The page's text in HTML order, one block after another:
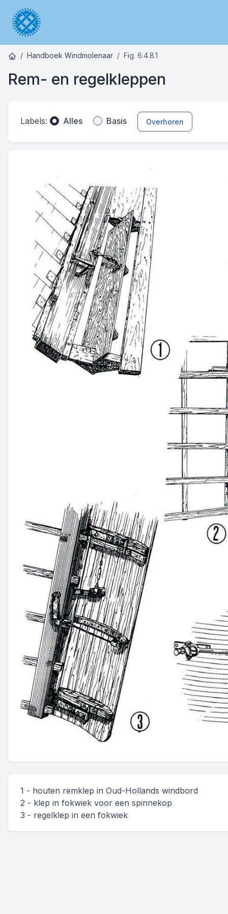
Handboek Windmolenaar Fig. 6.4.8.1
Rem- en regelkleppen
Labels: Alles Basis Overhoren
1 - houten remklep in Oud-Hollands windbord
2 - klep in fokwiek voor een spinnekop
3 - regelklep in een fokwiek